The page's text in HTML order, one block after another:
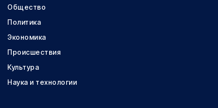
Общество
Политика
Экономика
Происшествия
Культура
Наука и технологии